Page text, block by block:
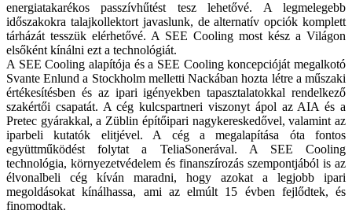
energiatakarékos passzívhűtést tesz lehetővé. A legmelegebb
időszakokra talajkollektort javaslunk, de alternatív opciók komplett
tárházát tesszük elérhetővé. A SEE Cooling most kész a Világon
elsőként kínálni ezt a technológiát.
A SEE Cooling alapítója és a SEE Cooling koncepcióját megalkotó
Svante Enlund a Stockholm melletti Nackában hozta létre a műszaki
értékesítésben és az ipari igényekben tapasztalatokkal rendelkező
szakértői csapatát. A cég kulcspartneri viszonyt ápol az AIA és a
Pretec gyárakkal, a Züblin építőipari nagykereskedővel, valamint az
iparbeli kutatók elitjével. A cég a megalapítása óta fontos
együttműködést folytat a TeliaSonerával. A SEE Cooling
technológia, környezetvédelem és finanszírozás szempontjából is az
élvonalbeli cég kíván maradni, hogy azokat a legjobb ipari
megoldásokat kínálhassa, ami az elmúlt 15 évben fejlődtek, és
finomodtak.